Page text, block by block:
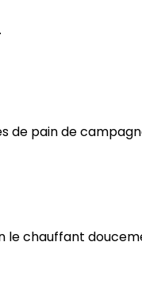
pain de
le chauffant